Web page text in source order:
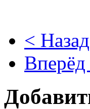
< Назад
Вперёд